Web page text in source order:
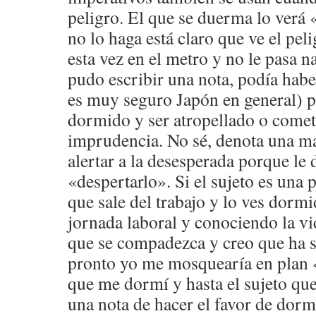
peligro. El que se duerma lo verá
no lo haga está claro que ve el
esta vez en el metro y no le pasa
pudo escribir una nota, podía
es muy seguro Japón en general)
dormido y ser atropellado o
imprudencia. No sé, denota una
alertar a la desesperada porque le
«despertarlo». Si el sujeto es una
que sale del trabajo y lo ves
jornada laboral y conociendo la
que se compadezca y creo que
pronto yo me mosquearía en plan
que me dormí y hasta el sujeto
una nota de hacer el favor de